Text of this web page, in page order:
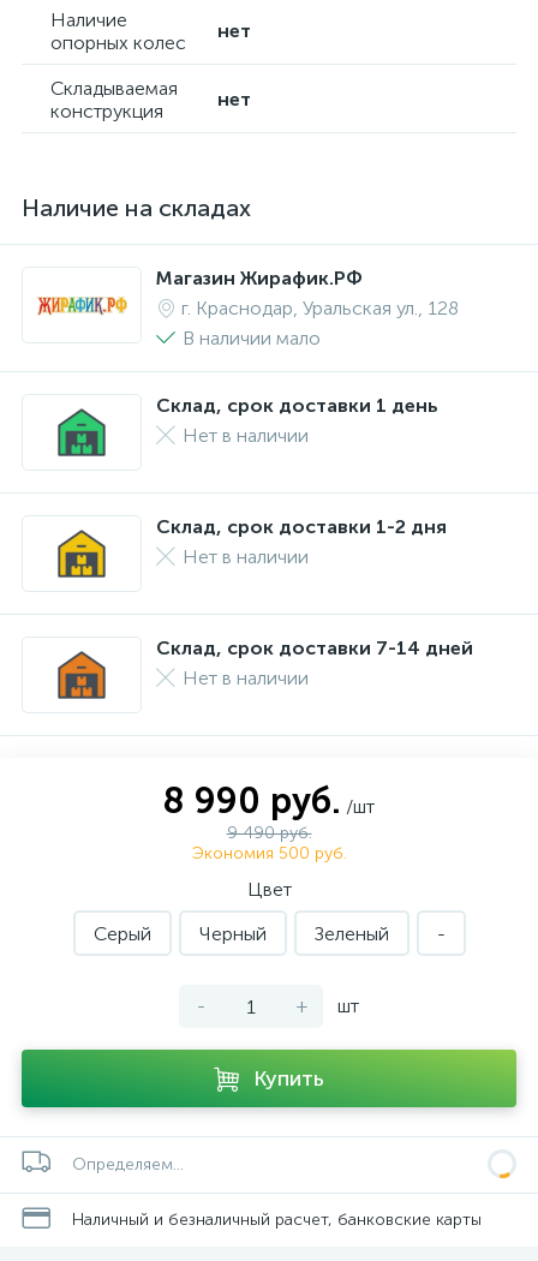
Наличие
опорных колес
нет
Складываемая
конструкция
нет
Наличие на складах
Магазин Жирафик.РФ
г. Краснодар, Уральская ул., 128
В наличии мало
Склад, срок доставки 1 день
Нет в наличии
Склад, срок доставки 1-2 дня
Нет в наличии
Склад, срок доставки 7-14 дней
Нет в наличии
8 990 руб. /шт
9 490 руб.
Экономия 500 руб.
Цвет
Серый
Черный Зеленый -
- + шт
Купить
Определяем...
Наличный и безналичный расчет, банковские карты